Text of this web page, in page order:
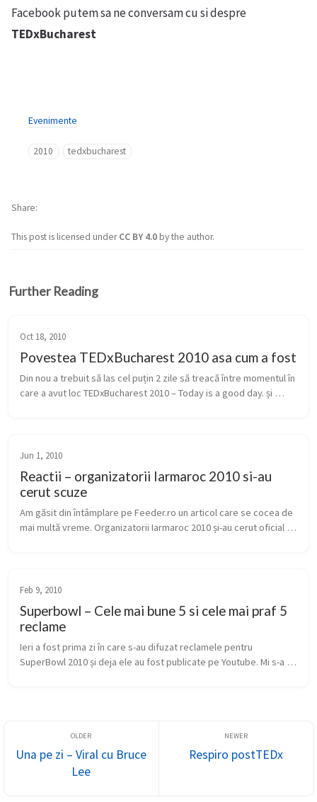
Facebook putem sa ne conversam cu si despre
TEDxBucharest
Evenimente
2010 tedxbucharest
This post is licensed underCC BY 4.0by the author.
Share
Further Reading
Oct 18, 2010
Povestea TEDxBucharest 2010 asa cum a fost
Din nou a trebuit să las cel puțin 2 zile să treacă între momentul în
care a avut loc TEDxBucharest 2010 – Today is a good day. și
Jun 1, 2010
Reactii – organizatorii Iarmaroc 2010 si-au
cerut scuze
Am găsit din întâmplare pe Feeder.ro un articol care se cocea de
mai multă vreme. Organizatorii Iarmaroc 2010 și-au cerut oficial
Feb 9, 2010
Superbowl – Cele mai bune 5 si cele mai praf 5
reclame
Ieri a fost prima zi în care s-au difuzat reclamele pentru
SuperBowl 2010 și deja ele au fost publicate pe Youtube. Mi s-a
Una pe zi – Viral cu Bruce
Lee
Respiro postTEDx